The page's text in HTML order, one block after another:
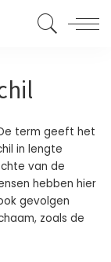
term geeft het
in lengte
van de
hebben hier
gevolgen
zoals de